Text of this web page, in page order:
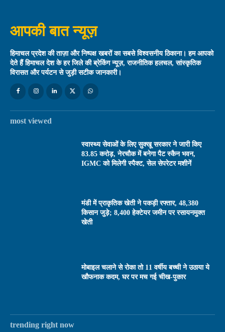
आपकी बात न्यूज़
हिमाचल प्रदेश की ताज़ा और निष्पक्ष खबरों का सबसे विश्वसनीय ठिकाना। हम आपको
देते हैं हिमाचल देश के हर जिले की ब्रेकिंग न्यूज़, राजनीतिक हलचल, सांस्कृतिक
विरासत और पर्यटन से जुड़ी सटीक जानकारी।
most viewed
स्वास्थ्य सेवाओं के लिए सुक्खू सरकार ने जारी किए
83.85 करोड़, नेरचौक में बनेगा पैट स्कैन भवन,
IGMC को मिलेगी स्पैक्ट, सेल सेपरेटर मशीनें
मंडी में प्राकृतिक खेती ने पकड़ी रफ्तार, 48,380
किसान जुड़े; 8,400 हेक्टेयर जमीन पर रसायनमुक्त
खेती
मोबाइल चलाने से रोका तो 11 वर्षीय बच्ची ने उठाया ये
खौफनाक कदम, घर पर मच गई चीख-पुकार
trending right now